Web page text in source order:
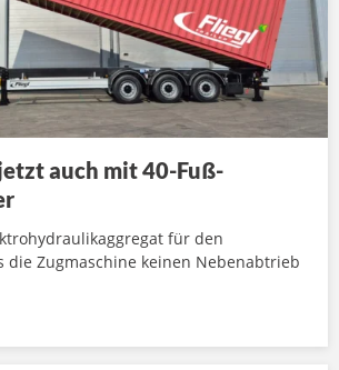
auch mit 40-Fuß-
für den
die Zugmaschine keinen Nebenabtrieb